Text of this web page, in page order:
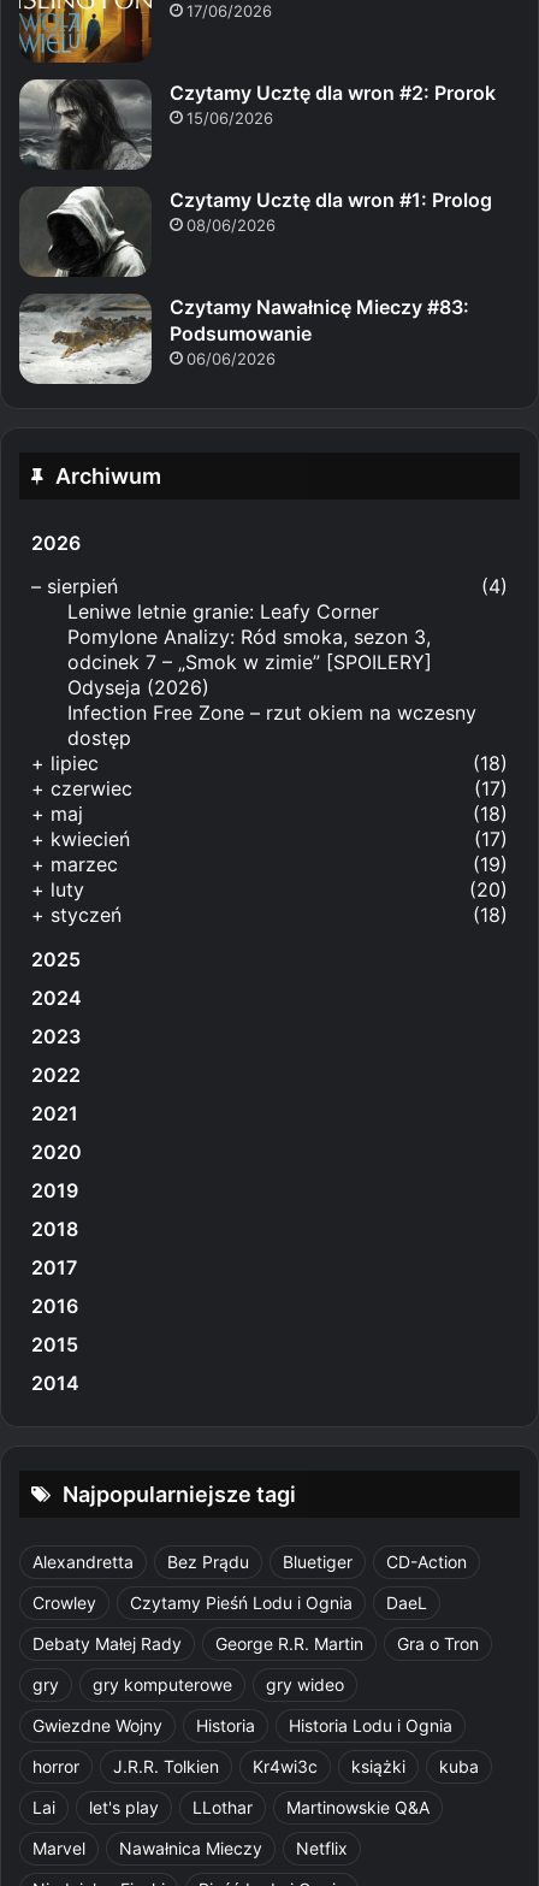
17/06/2026
Czytamy Ucztę dla wron #2: Prorok
15/06/2026
Czytamy Ucztę dla wron #1: Prolog
08/06/2026
Czytamy Nawałnicę Mieczy #83:
Podsumowanie
06/06/2026
Archiwum
2026
– sierpień
(4)
Leniwe letnie granie: Leafy Corner
Pomylone Analizy: Ród smoka, sezon 3,
odcinek 7 – „Smok w zimie” [SPOILERY]
Odyseja (2026)
Infection Free Zone – rzut okiem na wczesny
dostęp
+ lipiec
(18)
+ czerwiec
(17)
+ maj
(18)
+ kwiecień
(17)
+ marzec
(19)
+ luty
(20)
+ styczeń
(18)
2025
2024
2023
2022
2021
2020
2019
2018
2017
2016
2015
2014
Najpopularniejsze tagi
Alexandretta Bez Prądu Bluetiger
CD-Action
Crowley
Czytamy Pieśń Lodu i Ognia
DaeL
Debaty Małej Rady
George R.R. Martin
Gra o Tron
gry
gry komputerowe
gry wideo
Gwiezdne Wojny
Historia
Historia Lodu i Ognia
horror
J.R.R. Tolkien Kr4wi3c książki
kuba
Lai
let's play LLothar
Martinowskie Q&A
Marvel
Nawałnica Mieczy
Netflix